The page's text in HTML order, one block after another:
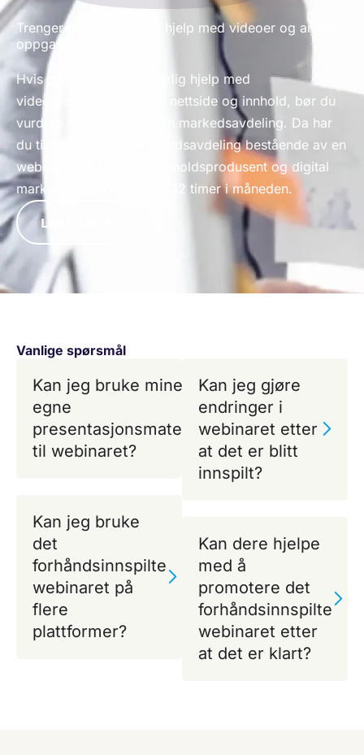
Trenger du regelmessig hjelp med videoer og andre
oppgaver?
Hvis du trenger kontinuerlig hjelp med
videoredigering, design, nettside og innhold, bør du
vurdere å abonnere på en markedsavdeling. Da har
du tilgang til en hel markedsavdeling bestående av en
webutvikler, designer, innholdsprodusent og digital
markedsfører i minimum 32 timer i måneden.
LES MER
Vanlige spørsmål
Kan jeg bruke mine
egne
presentasjonsmaterialer
til webinaret?
Kan jeg bruke
det
forhåndsinnspilte
webinaret på
flere
plattformer?
Kan jeg gjøre
endringer i
webinaret etter
at det er blitt
innspilt?
Kan dere hjelpe
med å
promotere det
forhåndsinnspilte
webinaret etter
at det er klart?